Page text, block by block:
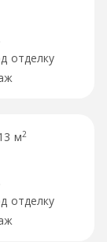
отделку
м2
отделку